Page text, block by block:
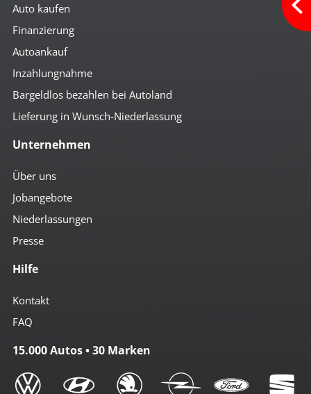
Auto kaufen
Finanzierung
Autoankauf
Inzahlungnahme
Bargeldlos bezahlen bei Autoland
Lieferung in Wunsch-Niederlassung
Unternehmen
Über uns
Jobangebote
Niederlassungen
Presse
Hilfe
Kontakt
FAQ
15.000 Autos • 30 Marken